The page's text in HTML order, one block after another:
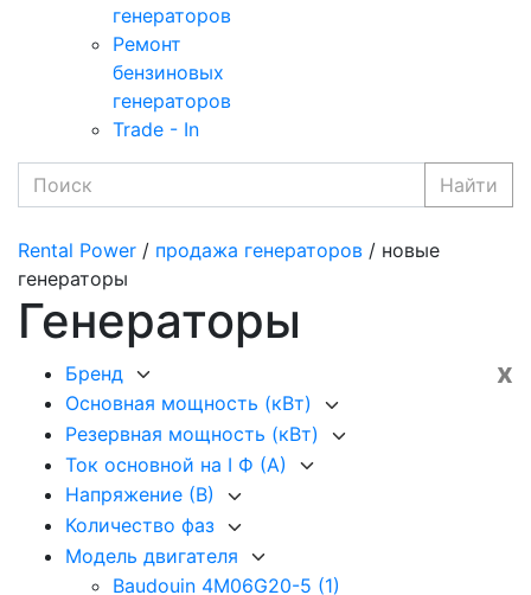
генераторов
Ремонт
бензиновых
генераторов
Trade - In
Найти
Rental Power / продажа генераторов / новые
генераторы
Генераторы
x
Бренд
Основная мощность (кВт)
Резервная мощность (кВт)
Ток основной на I Ф (А)
Напряжение (В)
Количество фаз
Модель двигателя
Baudouin 4M06G20-5 (1)